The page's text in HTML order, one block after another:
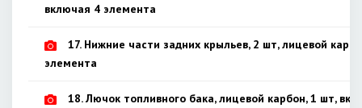
включая 4 элемента
17. Нижние части задних крыльев, 2 шт, лицевой
элемента
18. Лючок топливного бака, лицевой карбон, 1 шт,